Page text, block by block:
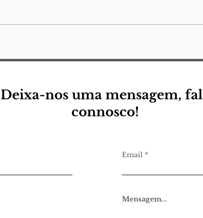
Deixa-nos uma mensagem,
connosco!
Email
Mensagem...